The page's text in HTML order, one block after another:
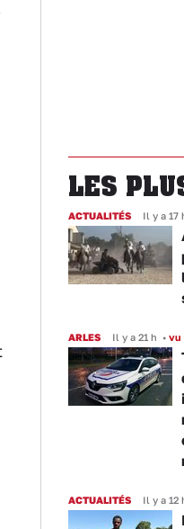
LES
ACTUALITÉS Il y a 17
ARLES Il y a 21 h • vu
ACTUALITÉS Il y a 12